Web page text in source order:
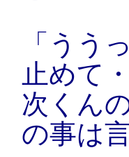
「うう
止めて
次くん
の事は